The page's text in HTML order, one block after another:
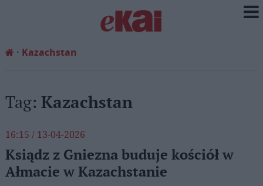
Kazachstan
Tag: Kazachstan
16:15 / 13-04-2026
Ksiądz z Gniezna buduje kościół w
Ałmacie w Kazachstanie